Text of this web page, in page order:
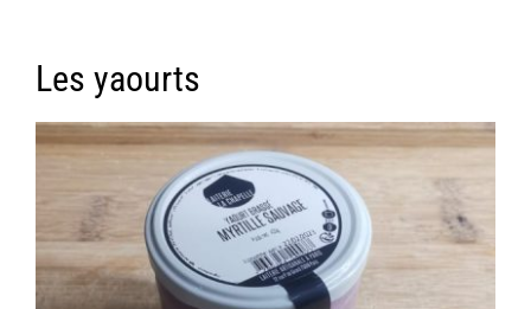
Les yaourts